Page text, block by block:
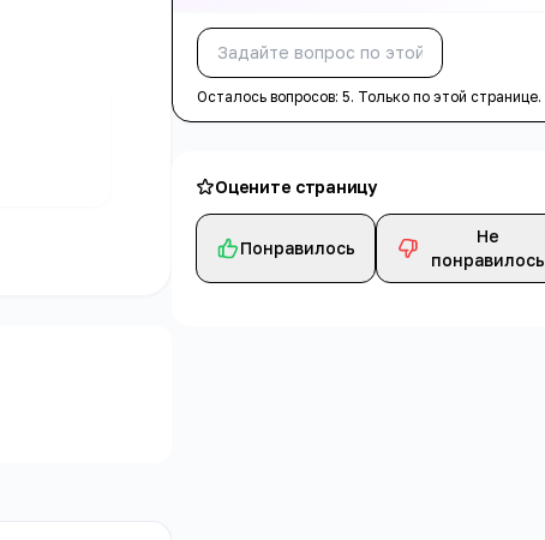
Осталось вопросов:5. Только по этой странице.
Оцените страницу
Понравилось
Не
понравилось